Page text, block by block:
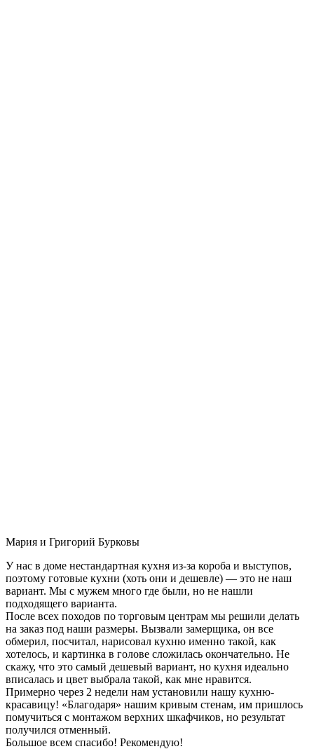
Мария и Григорий Бурковы
У нас в доме нестандартная кухня из-за короба и выступов,
поэтому готовые кухни (хоть они и дешевле) — это не наш
вариант. Мы с мужем много где были, но не нашли
подходящего варианта.
После всех походов по торговым центрам мы решили делать
на заказ под наши размеры. Вызвали замерщика, он все
обмерил, посчитал, нарисовал кухню именно такой, как
хотелось, и картинка в голове сложилась окончательно. Не
скажу, что это самый дешевый вариант, но кухня идеально
вписалась и цвет выбрала такой, как мне нравится.
Примерно через 2 недели нам установили нашу кухню-
красавицу! «Благодаря» нашим кривым стенам, им пришлось
помучиться с монтажом верхних шкафчиков, но результат
получился отменный.
Большое всем спасибо! Рекомендую!